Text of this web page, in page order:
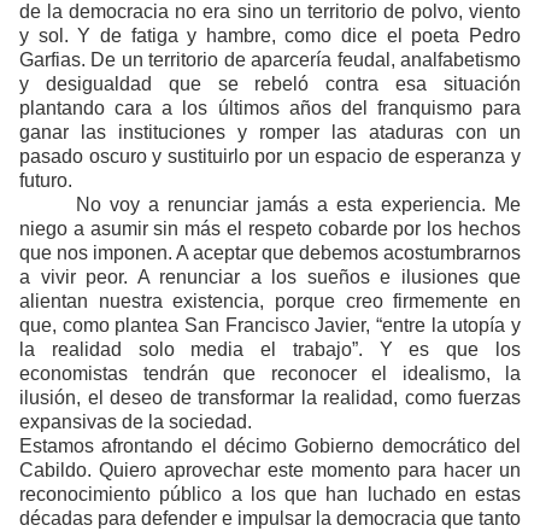
de la democracia no era sino un territorio de polvo, viento
y sol. Y de fatiga y hambre, como dice el poeta Pedro
Garfias. De un territorio de aparcería feudal, analfabetismo
y desigualdad que se rebeló contra esa situación
plantando cara a los últimos años del franquismo para
ganar las instituciones y romper las ataduras con un
pasado oscuro y sustituirlo por un espacio de esperanza y
futuro.
No voy a renunciar jamás a esta experiencia. Me
niego a asumir sin más el respeto cobarde por los hechos
que nos imponen. A aceptar que debemos acostumbrarnos
a vivir peor. A renunciar a los sueños e ilusiones que
alientan nuestra existencia, porque creo firmemente en
que, como plantea San Francisco Javier, “entre la utopía y
la realidad solo media el trabajo”. Y es que los
economistas tendrán que reconocer el idealismo, la
ilusión, el deseo de transformar la realidad, como fuerzas
expansivas de la sociedad.
Estamos afrontando el décimo Gobierno democrático del
Cabildo. Quiero aprovechar este momento para hacer un
reconocimiento público a los que han luchado en estas
décadas para defender e impulsar la democracia que tanto